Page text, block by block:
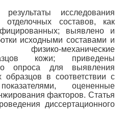
исследования
отделочных составов, как
выявлено и
исходными составами и
механические
кожи; приведены
опроса для выявления
образцов в соответствии с
оцененные
факторов. Статья
диссертационного